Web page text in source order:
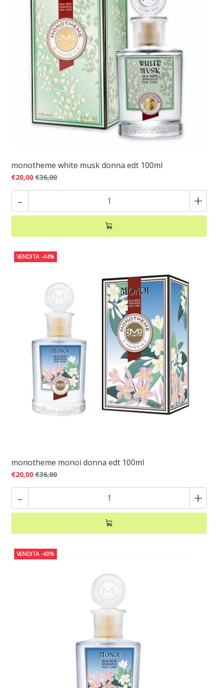
monotheme white musk donna edt 100ml
€20,00 €36,00
- +
VENDITA -44%
monotheme monoi donna edt 100ml
€20,00 €36,00
- +
VENDITA -40%